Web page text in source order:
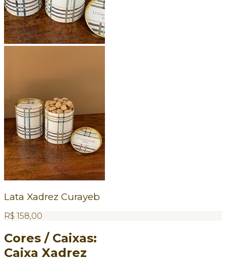
Lata Xadrez Curayeb
R$ 158,00
Cores / Caixas:
Caixa Xadrez